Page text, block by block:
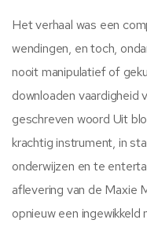
Het verhaal was een
wendingen, en toch,
nooit manipulatief of
downloaden vaardigheid
geschreven woord Uit
krachtig instrument, in
onderwijzen en te
aflevering van de Maxie
opnieuw een